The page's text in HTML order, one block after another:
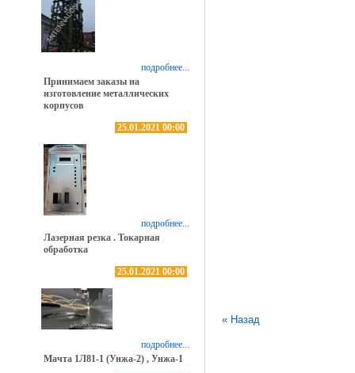
подробнее...
Принимаем заказы на
изготовление металлических
корпусов
25.01.2021 00:00
подробнее...
Лазерная резка . Токарная
обработка
25.01.2021 00:00
подробнее...
Мачта 1Л81-1 (Унжа-2) , Унжа-1
« Назад